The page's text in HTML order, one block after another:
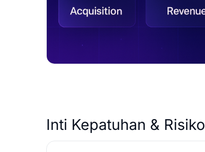
Inti Kepatuhan & Risiko